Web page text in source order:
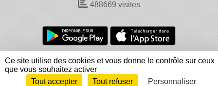
488669 visites
Charte cookies
Gestion des cookies
Informations légales
Signaler un contenu inapproprié
Envie de participer ?
Connexion
Ce site utilise des cookies et vous donne le contrôle sur ceux
que vous souhaitez activer
Tout accepter
Tout refuser Personnaliser